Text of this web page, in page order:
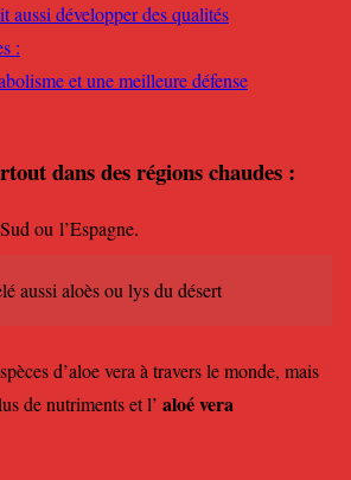
aussi développer des qualités
:
et une meilleure défense
dans des régions chaudes :
ou l’Espagne.
aussi aloès ou lys du désert
d’aloe vera à travers le monde, mais
de nutriments et l’ aloé vera